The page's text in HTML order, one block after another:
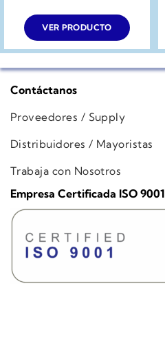
VER PRODUCTO
Contáctanos
Proveedores / Supply
Distribuidores / Mayoristas
Trabaja con Nosotros
Empresa Certificada ISO 9001